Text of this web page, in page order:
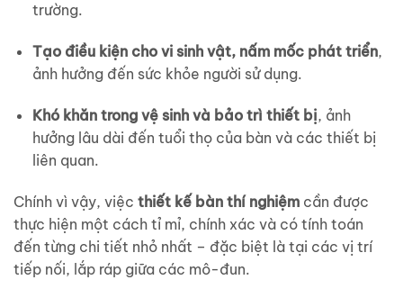
trường.
Tạo điều kiện cho vi sinh vật, nấm mốc phát triển,
ảnh hưởng đến sức khỏe người sử dụng.
Khó khăn trong vệ sinh và bảo trì thiết bị, ảnh
hưởng lâu dài đến tuổi thọ của bàn và các thiết bị
liên quan.
Chính vì vậy, việc thiết kế bàn thí nghiệm cần được
thực hiện một cách tỉ mỉ, chính xác và có tính toán
đến từng chi tiết nhỏ nhất – đặc biệt là tại các vị trí
tiếp nối, lắp ráp giữa các mô-đun.